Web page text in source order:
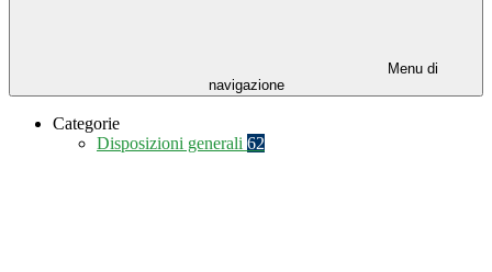
Menu di
navigazione
Categorie
Disposizioni generali 62